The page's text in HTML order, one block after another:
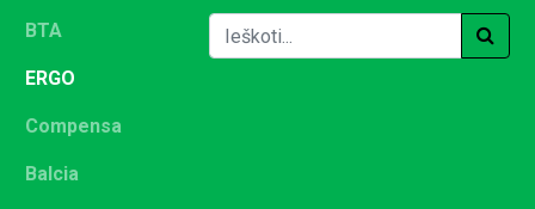
BTA
ERGO
Compensa
Balcia